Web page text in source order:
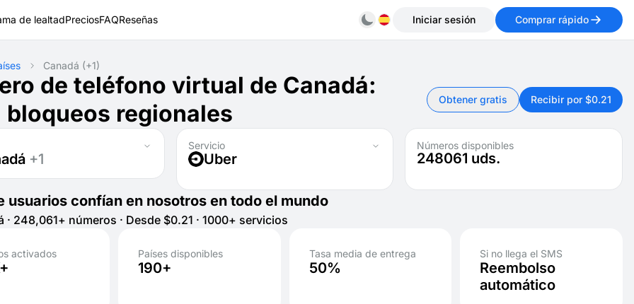
de lealtadPreciosFAQReseñas Iniciar sesión Comprar rápido
Canadá (+1)
de teléfono virtual de Canadá:
bloqueos regionales
Obtener gratis Recibir por $0.21
+1
Servicio
Uber
Números disponibles
248061 uds.
usuarios confían en nosotros en todo el mundo
· 248,061+ números · Desde $0.21 · 1000+ servicios
activados Países disponibles
190+
Tasa media de entrega
50%
Si no llega el SMS
Reembolso
automático